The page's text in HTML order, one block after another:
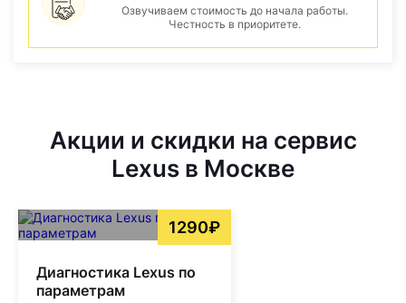
Озвучиваем стоимость до начала работы.
Честность в приоритете.
Акции и скидки на сервис
Lexus в Москве
1290₽
Диагностика Lexus по
параметрам